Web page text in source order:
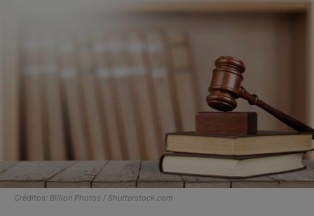
Créditos: Billion Photos / Shutterstock.com